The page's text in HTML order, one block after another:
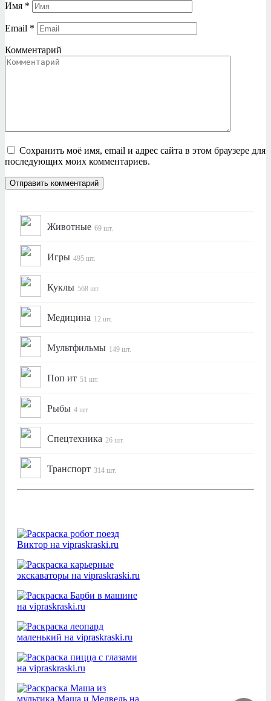
Имя *
Email *
Комментарий
Сохранить моё имя, email и адрес сайта в этом браузере для
последующих моих комментариев.
Животные 69 шт.
Игры 495 шт.
Куклы 568 шт.
Медицина 12 шт.
Мультфильмы 149 шт.
Поп ит 51 шт.
Рыбы 4 шт.
Спецтехника 26 шт.
Транспорт 314 шт.